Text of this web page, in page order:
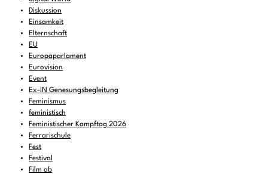
Diskussion
Einsamkeit
Elternschaft
EU
Europaparlament
Eurovision
Event
Ex-IN Genesungsbegleitung
Feminismus
feministisch
Feministischer Kampftag 2026
Ferrarischule
Fest
Festival
Film ab